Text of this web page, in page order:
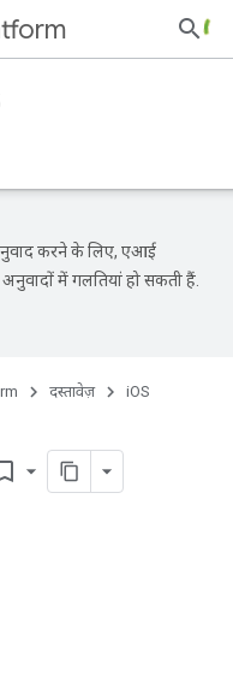
करने के लिए, एआई
में गलतियां हो सकती हैं.
दस्तावेज़
iOS